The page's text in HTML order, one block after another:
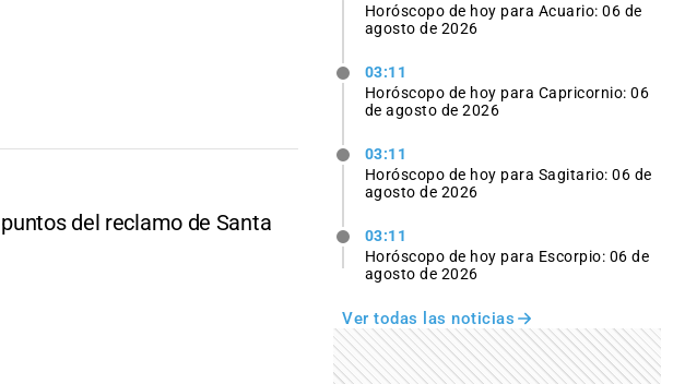
del reclamo de Santa
Horóscopo de hoy para Acuario: 06 de
agosto de 2026
03:11
Horóscopo de hoy para Capricornio: 06
de agosto de 2026
03:11
Horóscopo de hoy para Sagitario: 06 de
agosto de 2026
03:11
Horóscopo de hoy para Escorpio: 06 de
agosto de 2026
Ver todas las noticias